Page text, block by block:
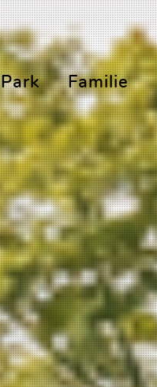
Park Familie